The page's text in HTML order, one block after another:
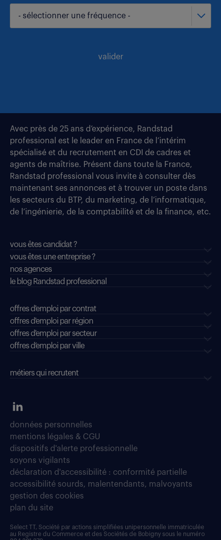
- sélectionner une fréquence -
valider
Avec près de 25 ans d’expérience, Randstad
professional est le leader en France de l’intérim
spécialisé et du recrutement en CDI de cadres et
agents de maîtrise. Présent dans toute la France,
Randstad professional vous invite à consulter dès
maintenant ses annonces et à trouver un poste dans
les secteurs du BTP, du marketing, de l’informatique,
de l’ingénierie, de la comptabilité et de la finance, etc.
vous êtes candidat ?
vous êtes une entreprise ?
nos agences
le blog Randstad professional
offres d'emploi par contrat
offres d'emploi par région
offres d'emploi par secteur
offres d’emploi par ville
métiers qui recrutent
données personnelles
mentions légales & CGU
dispositifs d'alerte professionnelle
soyons vigilants
déclaration d'accessibilité : conformité partielle
accessibilité sourds, malentendants, malvoyants
gestion des cookies
plan du site
Select TT, Société par actions simplifiées unipersonnelle immatriculée
au Registre du Commerce et des Sociétés de Bobigny sous le numéro